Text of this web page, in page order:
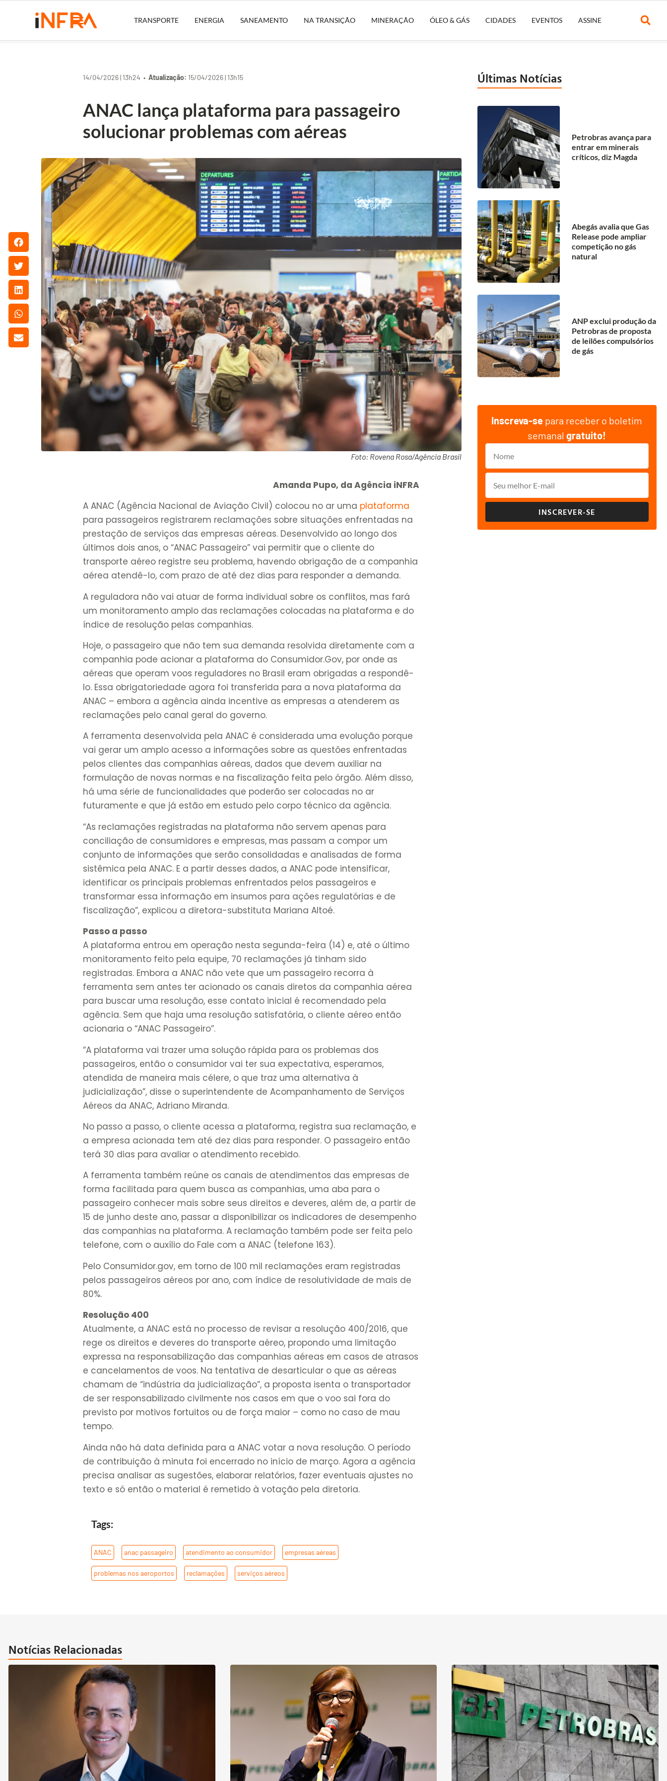
TRANSPORTE ENERGIA SANEAMENTO NA TRANSIÇÃO MINERAÇÃO ÓLEO & GÁS CIDADES EVENTOS ASSINE
14/04/2026 | 13h24 •Atualização: 15/04/2026 | 13h15
ANAC lança plataforma para passageiro
solucionar problemas com aéreas
Foto: Rovena Rosa/Agência Brasil
Amanda Pupo, da Agência iNFRA
A ANAC (Agência Nacional de Aviação Civil) colocou no ar uma plataforma
para passageiros registrarem reclamações sobre situações enfrentadas na
prestação de serviços das empresas aéreas. Desenvolvido ao longo dos
últimos dois anos, o “ANAC Passageiro” vai permitir que o cliente do
transporte aéreo registre seu problema, havendo obrigação de a companhia
aérea atendê-lo, com prazo de até dez dias para responder a demanda.
A reguladora não vai atuar de forma individual sobre os conflitos, mas fará
um monitoramento amplo das reclamações colocadas na plataforma e do
índice de resolução pelas companhias.
Hoje, o passageiro que não tem sua demanda resolvida diretamente com a
companhia pode acionar a plataforma do Consumidor.Gov, por onde as
aéreas que operam voos reguladores no Brasil eram obrigadas a respondê-
lo. Essa obrigatoriedade agora foi transferida para a nova plataforma da
ANAC – embora a agência ainda incentive as empresas a atenderem as
reclamações pelo canal geral do governo.
A ferramenta desenvolvida pela ANAC é considerada uma evolução porque
vai gerar um amplo acesso a informações sobre as questões enfrentadas
pelos clientes das companhias aéreas, dados que devem auxiliar na
formulação de novas normas e na fiscalização feita pelo órgão. Além disso,
há uma série de funcionalidades que poderão ser colocadas no ar
futuramente e que já estão em estudo pelo corpo técnico da agência.
“As reclamações registradas na plataforma não servem apenas para
conciliação de consumidores e empresas, mas passam a compor um
conjunto de informações que serão consolidadas e analisadas de forma
sistêmica pela ANAC. E a partir desses dados, a ANAC pode intensificar,
identificar os principais problemas enfrentados pelos passageiros e
transformar essa informação em insumos para ações regulatórias e de
fiscalização”, explicou a diretora-substituta Mariana Altoé.
Passo a passo
A plataforma entrou em operação nesta segunda-feira (14) e, até o último
monitoramento feito pela equipe, 70 reclamações já tinham sido
registradas. Embora a ANAC não vete que um passageiro recorra à
ferramenta sem antes ter acionado os canais diretos da companhia aérea
para buscar uma resolução, esse contato inicial é recomendado pela
agência. Sem que haja uma resolução satisfatória, o cliente aéreo então
acionaria o “ANAC Passageiro”.
“A plataforma vai trazer uma solução rápida para os problemas dos
passageiros, então o consumidor vai ter sua expectativa, esperamos,
atendida de maneira mais célere, o que traz uma alternativa à
judicialização”, disse o superintendente de Acompanhamento de Serviços
Aéreos da ANAC, Adriano Miranda.
No passo a passo, o cliente acessa a plataforma, registra sua reclamação, e
a empresa acionada tem até dez dias para responder. O passageiro então
terá 30 dias para avaliar o atendimento recebido.
A ferramenta também reúne os canais de atendimentos das empresas de
forma facilitada para quem busca as companhias, uma aba para o
passageiro conhecer mais sobre seus direitos e deveres, além de, a partir de
15 de junho deste ano, passar a disponibilizar os indicadores de desempenho
das companhias na plataforma. A reclamação também pode ser feita pelo
telefone, com o auxílio do Fale com a ANAC (telefone 163).
Pelo Consumidor.gov, em torno de 100 mil reclamações eram registradas
pelos passageiros aéreos por ano, com índice de resolutividade de mais de
80%.
Resolução 400
Atualmente, a ANAC está no processo de revisar a resolução 400/2016, que
rege os direitos e deveres do transporte aéreo, propondo uma limitação
expressa na responsabilização das companhias aéreas em casos de atrasos
e cancelamentos de voos. Na tentativa de desarticular o que as aéreas
chamam de “indústria da judicialização”, a proposta isenta o transportador
de ser responsabilizado civilmente nos casos em que o voo sai fora do
previsto por motivos fortuitos ou de força maior – como no caso de mau
tempo.
Ainda não há data definida para a ANAC votar a nova resolução. O período
de contribuição à minuta foi encerrado no início de março. Agora a agência
precisa analisar as sugestões, elaborar relatórios, fazer eventuais ajustes no
texto e só então o material é remetido à votação pela diretoria.
Tags:
ANAC anac passageiro atendimento ao consumidor empresas aéreas
problemas nos aeroportos reclamações serviços aéreos
Últimas Notícias
Petrobras avança para
entrar em minerais
críticos, diz Magda
Abegás avalia que Gas
Release pode ampliar
competição no gás
natural
ANP exclui produção da
Petrobras de proposta
de leilões compulsórios
de gás
Inscreva-se para receber o boletim
semanalgratuito!
INSCREVER-SE
Notícias Relacionadas